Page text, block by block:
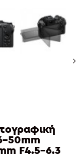
50mm
F4.5-6.3